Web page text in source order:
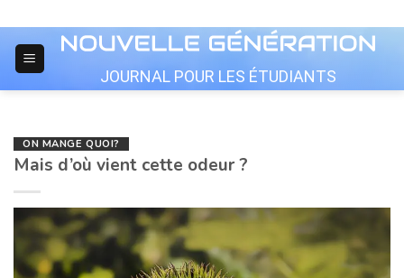
to
content
JOURNAL POUR LES ÉTUDIANTS
ON MANGE QUOI?
Mais d’où vient cette odeur ?